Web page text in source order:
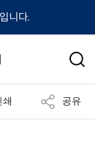
니다.
검
쇄 공유